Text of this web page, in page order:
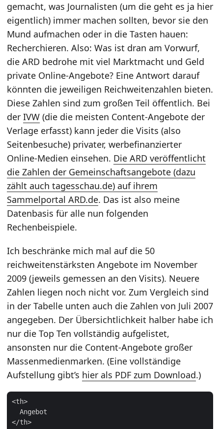
gemacht, was Journalisten (um die geht es ja hier
eigentlich) immer machen sollten, bevor sie den
Mund aufmachen oder in die Tasten hauen:
Recherchieren. Also: Was ist dran am Vorwurf,
die ARD bedrohe mit viel Marktmacht und Geld
private Online-Angebote? Eine Antwort darauf
könnten die jeweiligen Reichweitenzahlen bieten.
Diese Zahlen sind zum großen Teil öffentlich. Bei
der IVW (die die meisten Content-Angebote der
Verlage erfasst) kann jeder die Visits (also
Seitenbesuche) privater, werbefinanzierter
Online-Medien einsehen. Die ARD veröffentlicht
die Zahlen der Gemeinschaftsangebote (dazu
zählt auch tagesschau.de) auf ihrem
Sammelportal ARD.de. Das ist also meine
Datenbasis für alle nun folgenden
Rechenbeispiele.
Ich beschränke mich mal auf die 50
reichweitenstärksten Angebote im November
2009 (jeweils gemessen an den Visits). Neuere
Zahlen liegen noch nicht vor. Zum Vergleich sind
in der Tabelle unten auch die Zahlen von Juli 2007
angegeben. Der Übersichtlichkeit halber habe ich
nur die Top Ten vollständig aufgelistet,
ansonsten nur die Content-Angebote großer
Massenmedienmarken. (Eine vollständige
Aufstellung gibt’s hier als PDF zum Download.)
<th>
  Angebot
</th>